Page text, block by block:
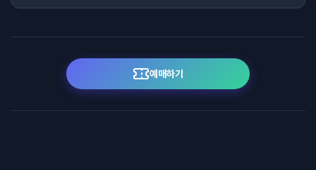
예매하기